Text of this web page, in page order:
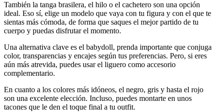
También la tanga brasilera, el hilo o el cachetero son una opción
ideal. Eso sí, elige un modelo que vaya con tu figura y con el que te
sientas más cómoda, de forma que saques el mejor partido de tu
cuerpo y puedas disfrutar el momento.
Una alternativa clave es el babydoll, prenda importante que conjuga
color, transparencias y encajes según tus preferencias. Pero, si eres
aún más atrevida, puedes usar el liguero como accesorio
complementario.
En cuanto a los colores más idóneos, el negro, gris y hasta el rojo
son una excelente elección. Incluso, puedes montarte en unos
tacones que le den el toque final a tu outfit.